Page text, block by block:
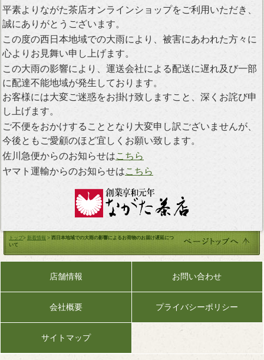
平素よりながた茶店オンラインショップをご利用いただき、
誠にありがとうございます。
この度の西日本地域での大雨により、被害にあわれた方々に
心よりお見舞い申し上げます。
この大雨の影響により、運送会社による配送に遅れ及び一部
に配達不能地域が発生しております。
お客様には大変ご迷惑をお掛け致しますこと、深くお詫び申
し上げます。
ご不便をおかけすることとなり大変申し訳ございませんが、
今後ともご愛顧のほど宜しくお願い致します。
佐川急便からのお知らせはこちら
ヤマト運輸からのお知らせはこちら
トップ> 新着情報 > 西日本地域での大雨の影響によるお荷物のお届け遅延につ
いて
店舗情報 お問い合わせ
会社概要 プライバシーポリシー
サイトマップ